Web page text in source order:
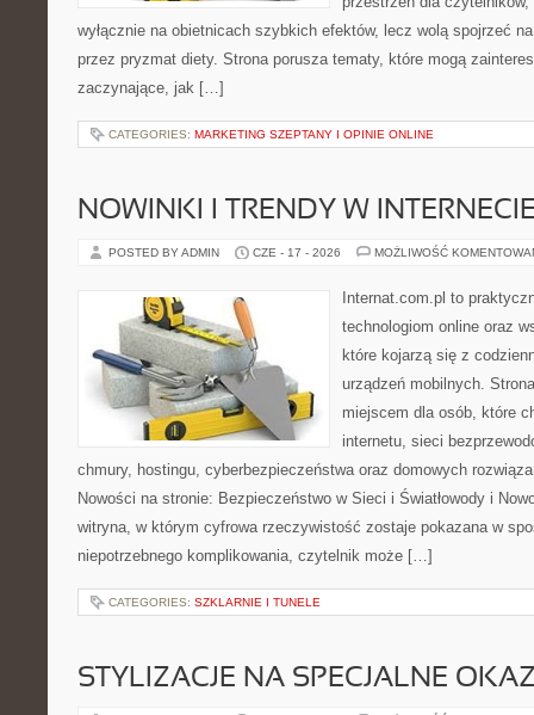
wyłącznie na obietnicach szybkich efektów, lecz wolą spojrzeć
przez pryzmat diety. Strona porusza tematy, które mogą
zaczynające, jak […]
CATEGORIES: MARKETING SZEPTANY I OPINIE ONLINE
NOWINKI I TRENDY W
POSTED BY ADMIN CZE - 17 - 2026 MOŻLIWOŚĆ
Internat.com.pl to
technologiom online oraz
które kojarzą się z
urządzeń mobilnych.
miejscem dla osób, które
internetu, sieci
chmury, hostingu, cyberbezpieczeństwa oraz domowych
Nowości na stronie: Bezpieczeństwo w Sieci i Światłowody i
witryna, w którym cyfrowa rzeczywistość zostaje pokazana w
niepotrzebnego komplikowania, czytelnik może […]
CATEGORIES: SZKLARNIE I TUNELE
STYLIZACJE NA SPECJALNE